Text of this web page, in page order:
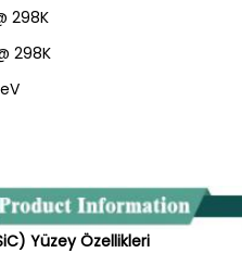
298K
298K
Yüzey Özellikleri